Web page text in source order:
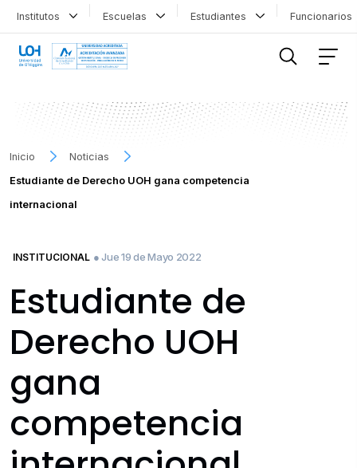
Institutos Escuelas Estudiantes
Inicio
Noticias
Estudiante de Derecho UOH gana competencia
internacional
INSTITUCIONAL ● Jue 19 de Mayo 2022
Estudiante de
Derecho UOH
gana
competencia